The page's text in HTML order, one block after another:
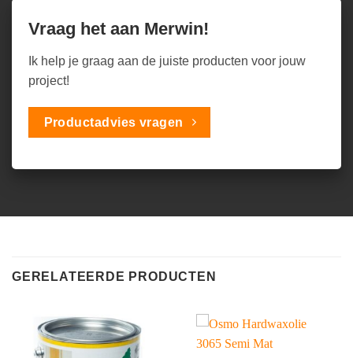
Vraag het aan Merwin!
Ik help je graag aan de juiste producten voor jouw
project!
Productadvies vragen
GERELATEERDE PRODUCTEN